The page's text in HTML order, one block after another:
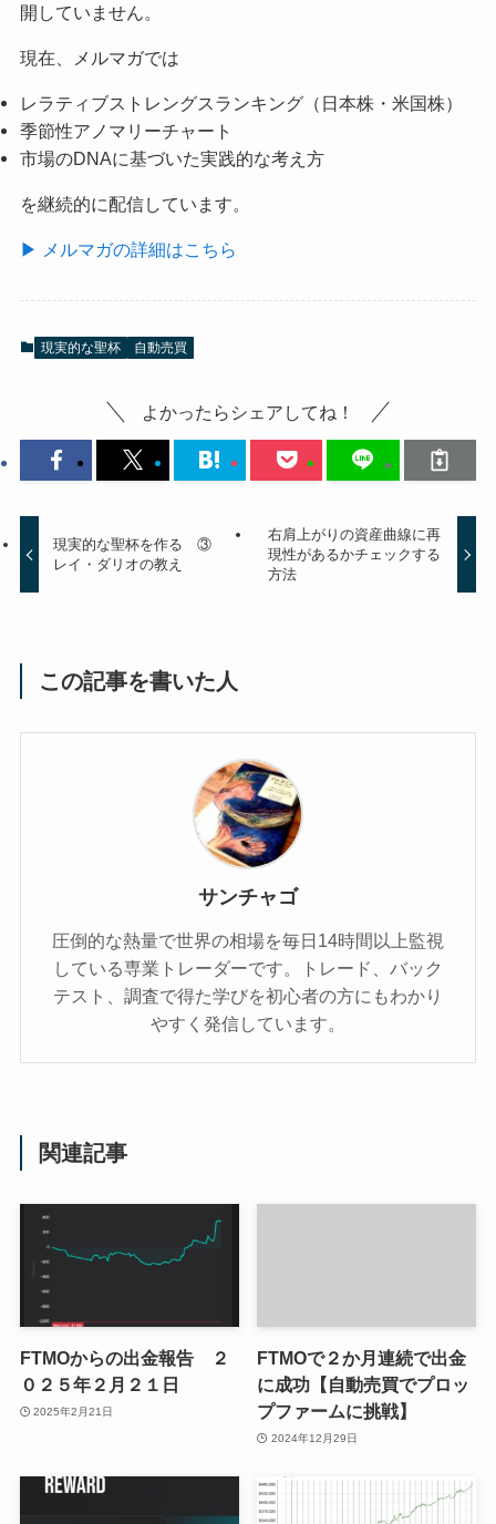
開していません。
現在、メルマガでは
レラティブストレングスランキング（日本株・米国株）
季節性アノマリーチャート
市場のDNAに基づいた実践的な考え方
を継続的に配信しています。
▶ メルマガの詳細はこちら
現実的な聖杯 自動売買
よかったらシェアしてね！
現実的な聖杯を作る ③
レイ・ダリオの教え
右肩上がりの資産曲線に再
現性があるかチェックする
方法
この記事を書いた人
サンチャゴ
圧倒的な熱量で世界の相場を毎日14時間以上監視
している専業トレーダーです。トレード、バック
テスト、調査で得た学びを初心者の方にもわかり
やすく発信しています。
関連記事
FTMOからの出金報告 ２
０２５年２月２１日
2025年2月21日
FTMOで２か月連続で出金
に成功【自動売買でプロッ
プファームに挑戦】
2024年12月29日